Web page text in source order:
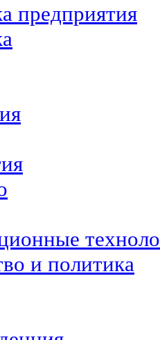
предприятия
и политика